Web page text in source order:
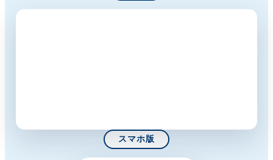
スマホ版